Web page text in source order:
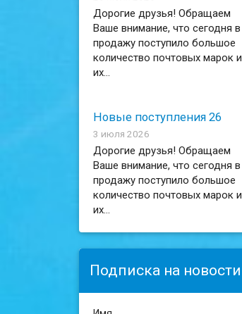
Дорогие друзья! Обращаем
Ваше внимание, что сегодня в
продажу поступило большое
количество почтовых марок и
их...
Новые поступления 26
3 июля 2026
Дорогие друзья! Обращаем
Ваше внимание, что сегодня в
продажу поступило большое
количество почтовых марок и
их...
Подписка на новости